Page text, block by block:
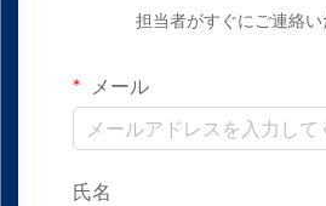
担当者がすぐにご連絡い
メール
氏名